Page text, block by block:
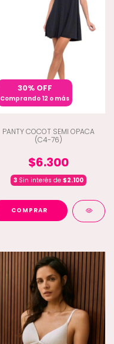
30% OFF
Comprando 12 o más
PANTY COCOT SEMI OPACA
(C4-76)
$6.300
3Sin interés de $2.100
COMPRAR